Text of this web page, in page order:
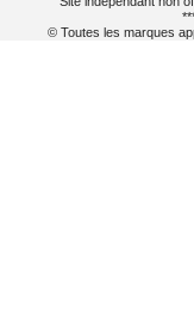
© Toutes les marques